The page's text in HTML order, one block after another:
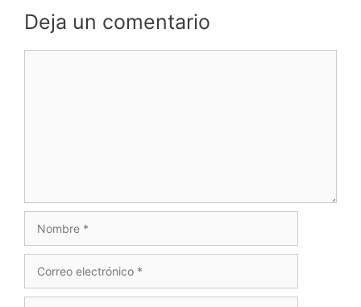
Deja un comentario
electrónico